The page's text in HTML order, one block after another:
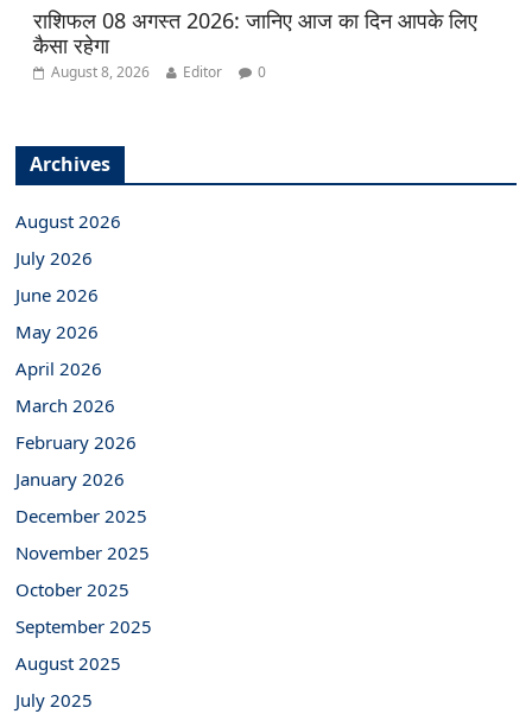
राशिफल 08 अगस्त 2026: जानिए आज का दिन आपके लिए
कैसा रहेगा
August 8, 2026 Editor 0
Archives
August 2026
July 2026
June 2026
May 2026
April 2026
March 2026
February 2026
January 2026
December 2025
November 2025
October 2025
September 2025
August 2025
July 2025